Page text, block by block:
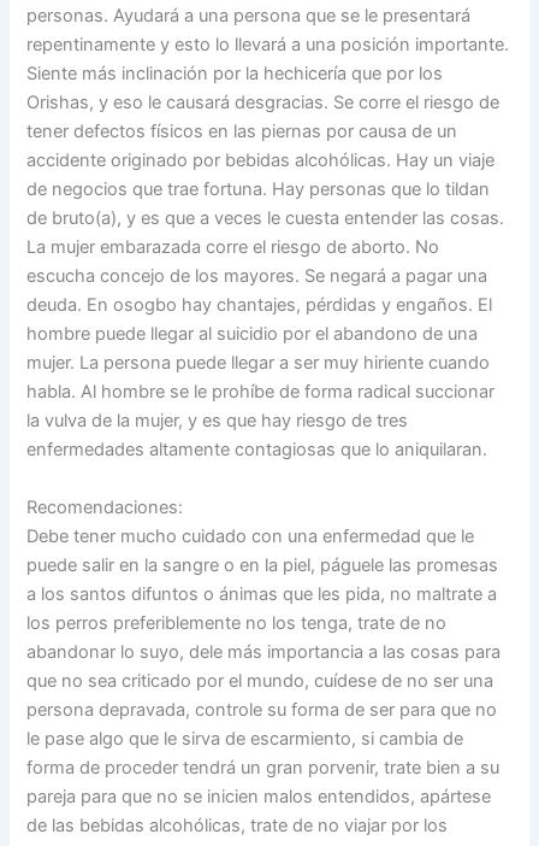
personas. Ayudará a una persona que se le presentará
repentinamente y esto lo llevará a una posición importante.
Siente más inclinación por la hechicería que por los
Orishas, y eso le causará desgracias. Se corre el riesgo de
tener defectos físicos en las piernas por causa de un
accidente originado por bebidas alcohólicas. Hay un viaje
de negocios que trae fortuna. Hay personas que lo tildan
de bruto(a), y es que a veces le cuesta entender las cosas.
La mujer embarazada corre el riesgo de aborto. No
escucha concejo de los mayores. Se negará a pagar una
deuda. En osogbo hay chantajes, pérdidas y engaños. El
hombre puede llegar al suicidio por el abandono de una
mujer. La persona puede llegar a ser muy hiriente cuando
habla. Al hombre se le prohíbe de forma radical succionar
la vulva de la mujer, y es que hay riesgo de tres
enfermedades altamente contagiosas que lo aniquilaran.
Recomendaciones:
Debe tener mucho cuidado con una enfermedad que le
puede salir en la sangre o en la piel, páguele las promesas
a los santos difuntos o ánimas que les pida, no maltrate a
los perros preferiblemente no los tenga, trate de no
abandonar lo suyo, dele más importancia a las cosas para
que no sea criticado por el mundo, cuídese de no ser una
persona depravada, controle su forma de ser para que no
le pase algo que le sirva de escarmiento, si cambia de
forma de proceder tendrá un gran porvenir, trate bien a su
pareja para que no se inicien malos entendidos, apártese
de las bebidas alcohólicas, trate de no viajar por los